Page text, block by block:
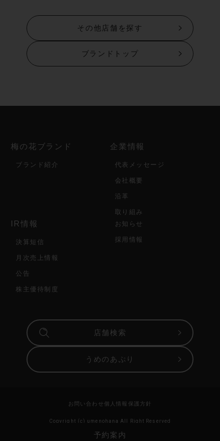
その他店舗を探す
ブランドトップ
予約案内
梅の花ブランド
ブランド紹介
企業情報
代表メッセージ
会社概要
沿革
取り組み
IR情報
決算短信
月次売上情報
公告
株主優待制度
お知らせ
採用情報
店舗検索
うめのあぷり
お問い合わせ 個人情報保護方針
Copyright (c) umenohana All Right Reserved